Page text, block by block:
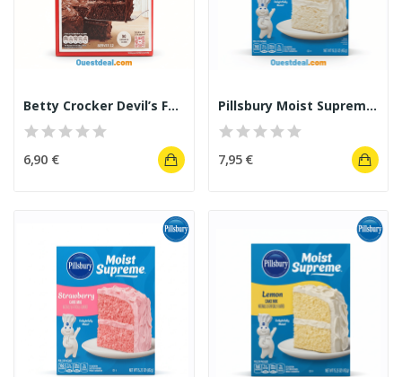
Betty Crocker Devil’s Food Cake Mix 425 g...
6,90 €
Pillsbury Moist Supreme White Cake Mix...
7,95 €